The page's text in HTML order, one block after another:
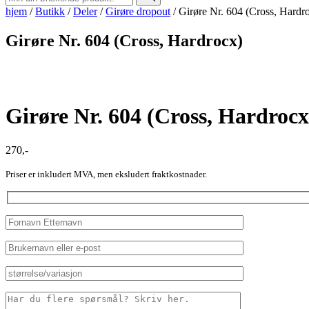
hjem /Butikk /Deler/Girøre dropout /Girøre Nr. 604 (Cross,
Girøre Nr. 604 (Cross, Hardrocx)
Girøre Nr. 604 (Cross,
270,-
Priser er inkludert MVA, men eksludert fraktkostnader.